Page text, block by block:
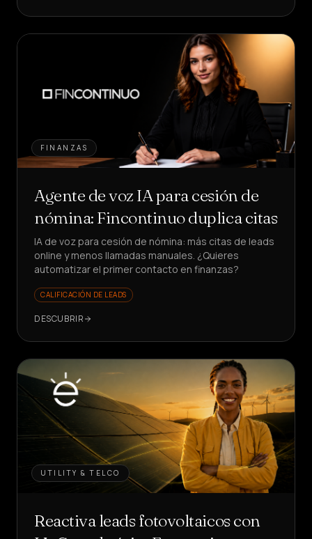
FINANZAS
Agente de voz IA para cesión de
nómina: Fincontinuo duplica citas
IA de voz para cesión de nómina: más citas de leads
online y menos llamadas manuales. ¿Quieres
automatizar el primer contacto en finanzas?
CALIFICACIÓN DE LEADS
DESCUBRIR
UTILITY & TELCO
Reactiva leads fotovoltaicos con